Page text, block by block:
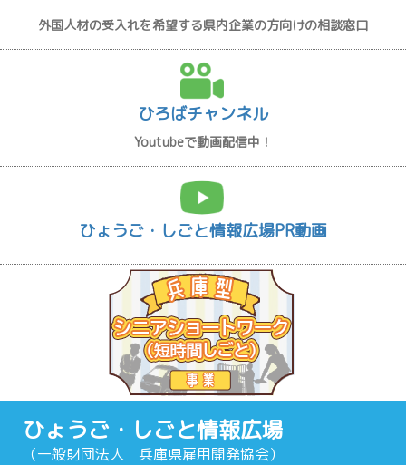
外国人材の受入れを希望する県内企業の方向けの相談窓口
ひろばチャンネル
Youtubeで動画配信中！
ひょうご・しごと情報広場PR動画
ひょうご・しごと情報広場
（一般財団法人 兵庫県雇用開発協会）